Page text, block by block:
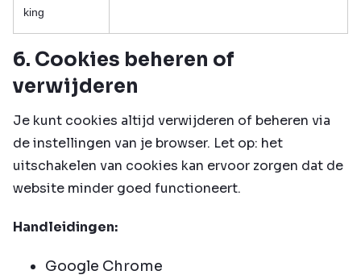
king
6. Cookies beheren of
verwijderen
Je kunt cookies altijd verwijderen of beheren via
de instellingen van je browser. Let op: het
uitschakelen van cookies kan ervoor zorgen dat de
website minder goed functioneert.
Handleidingen:
Google Chrome